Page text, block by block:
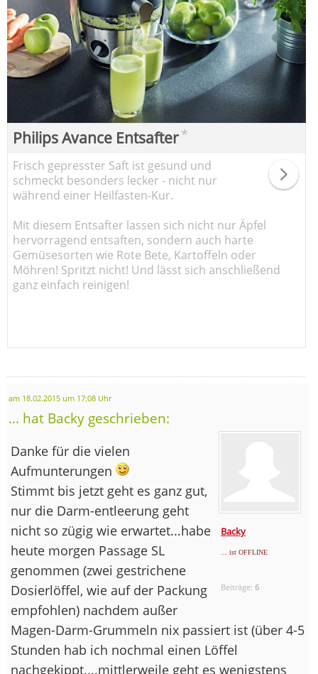
Philips Avance Entsafter*
Frisch gepresster Saft ist gesund und
schmeckt besonders lecker - nicht nur
während einer Heilfasten-Kur.
Mit diesem Entsafter lassen sich nicht nur Äpfel
hervorragend entsaften, sondern auch harte
Gemüsesorten wie Rote Bete, Kartoffeln oder
Möhren! Spritzt nicht! Und lässt sich anschließend
ganz einfach reinigen!
am 18.02.2015 um 17:08 Uhr
... hat Backy geschrieben:
Backy
... ist OFFLINE
Beiträge:6
Danke für die vielen
Aufmunterungen
Stimmt bis jetzt geht es ganz gut,
nur die Darm-entleerung geht
nicht so zügig wie erwartet...habe
heute morgen Passage SL
genommen (zwei gestrichene
Dosierlöffel, wie auf der Packung
empfohlen) nachdem außer
Magen-Darm-Grummeln nix passiert ist (über 4-5
Stunden hab ich nochmal einen Löffel
nachgekippt....mittlerweile geht es wenigstens